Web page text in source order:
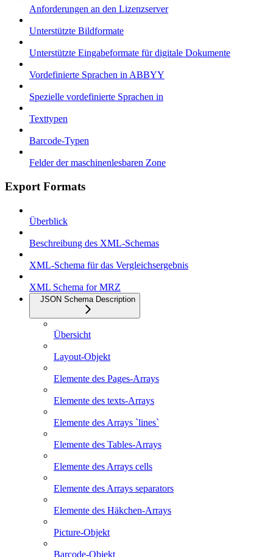
Anforderungen an den Lizenzserver
Unterstützte Bildformate
Unterstützte Eingabeformate für digitale Dokumente
Vordefinierte Sprachen in ABBYY
Spezielle vordefinierte Sprachen in
Texttypen
Barcode-Typen
Felder der maschinenlesbaren Zone
Export Formats
Überblick
Beschreibung des XML-Schemas
XML-Schema für das Vergleichsergebnis
XML Schema for MRZ
JSON Schema Description
Übersicht
Layout-Objekt
Elemente des Pages-Arrays
Elemente des texts-Arrays
Elemente des Arrays `lines`
Elemente des Tables-Arrays
Elemente des Arrays cells
Elemente des Arrays separators
Elemente des Häkchen-Arrays
Picture-Objekt
Barcode-Objekt